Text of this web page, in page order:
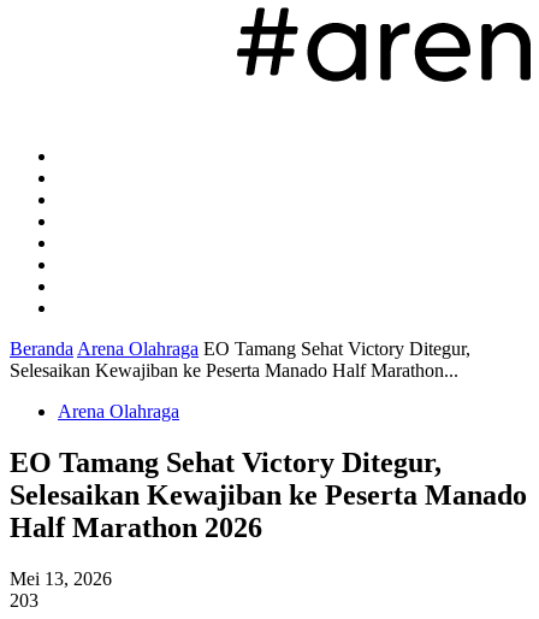
Beranda Arena Olahraga EO Tamang Sehat Victory Ditegur,
Selesaikan Kewajiban ke Peserta Manado Half Marathon...
Arena Olahraga
EO Tamang Sehat Victory Ditegur,
Selesaikan Kewajiban ke Peserta Manado
Half Marathon 2026
Mei 13, 2026
203